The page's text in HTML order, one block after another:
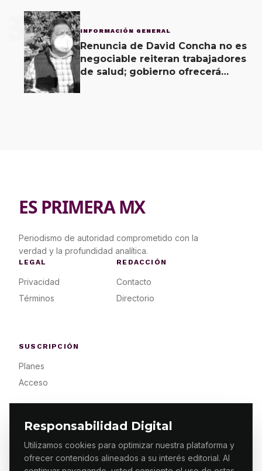
Responsabilidad Digital
Utilizamos cookies para optimizar nuestra plataforma y
ofrecer contenidos alineados a su interés editorial. Al
3 INFORMACIÓN GENERAL
Renuncia de David Concha no es
negociable reiteran trabajadores
de salud; gobierno ofrecerá
ES PRIMERA MX
Periodismo de autoridad comprometido con la
verdad y la profundidad analítica.
LEGAL
Privacidad
Términos
REDACCIÓN
Contacto
Directorio
SUSCRIPCIÓN
Planes
Acceso
© 2026 ES PRIMERA MX. ALGUNOS DERECHOS
RESERVADOS / DESIGNMAKING.MX